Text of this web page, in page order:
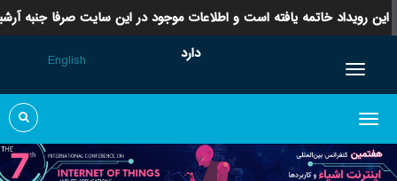
این رویداد خاتمه یافته است و اطلاعات موجود در این سایت صرفا جنبه
دارد
English